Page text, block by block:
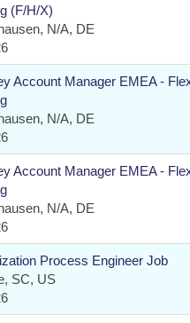
(F/H/X)
N/A, DE
Account Manager EMEA -
N/A, DE
Account Manager EMEA -
N/A, DE
Process Engineer Job
SC, US